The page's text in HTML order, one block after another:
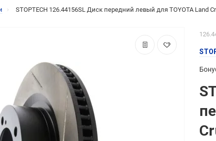
STOPTECH 126.44156SL Диск передний левый для TOYOTA Land